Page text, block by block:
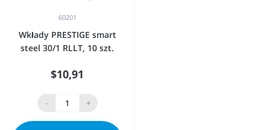
60201
Wkłady PRESTIGE smart
steel 30/1 RLLT, 10 szt.
$10,91
- +